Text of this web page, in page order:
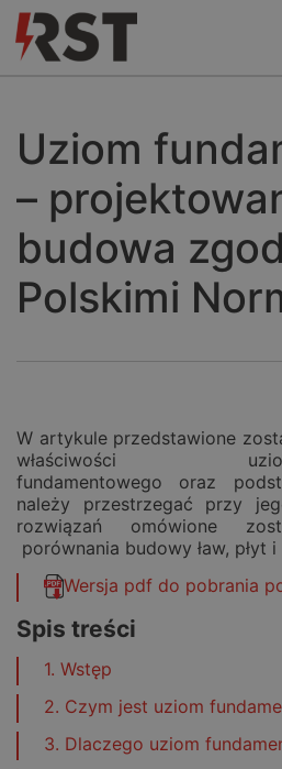
Uziom
–
budowa
Polskimi
W artykule przedstawione
właściwości
fundamentowego oraz
należy przestrzegać przy
rozwiązań omówione
porównania budowy ław, płyt
Wersja pdf do pobrania
Spis treści
1. Wstęp
2. Czym jest uziom
3. Dlaczego uziom